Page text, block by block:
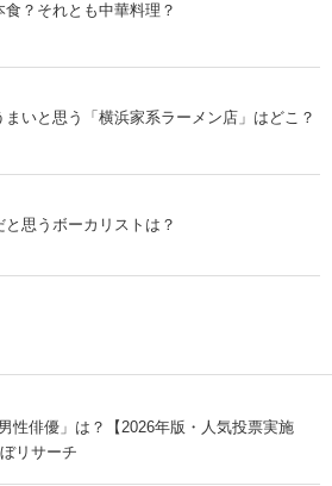
？それとも中華料理？
いと思う「横浜家系ラーメン店」はどこ？
思うボーカリストは？
性俳優」は？【2026年版・人気投票実施
リサーチ